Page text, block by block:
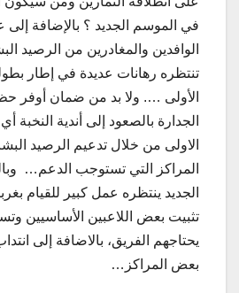
في الموسم الجديد ؟ بالإضافة إلى
الوافدين والمغادرين من الرصيد
تنتظره رهانات عديدة في إطار
الأولى …. ولا بد من ضمان أوفر
الجدارة بالصعود إلى أندية النخبة
الاولى من خلال تدعيم الرصيد
المراكز التي تستوجب الدعم…
الجديد ينتظره عمل كبير للقيام
تثبيت بعض اللاعبين الأساسيين
يحتاجهم الفريق، بالاضافة إلى
بعض المراكز…